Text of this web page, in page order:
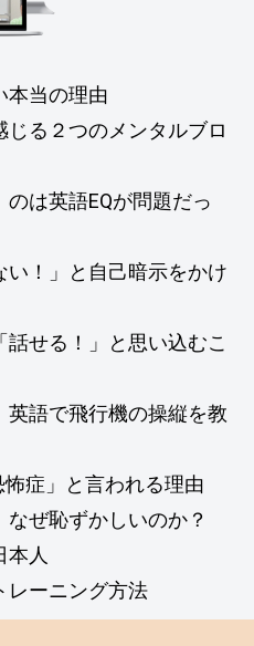
本当の理由
じる２つのメンタルブロ
のは英語EQが問題だっ
い！」と自己暗示をかけ
話せる！」と思い込むこ
英語で飛行機の操縦を教
怖症」と言われる理由
なぜ恥ずかしいのか？
本人
レーニング方法